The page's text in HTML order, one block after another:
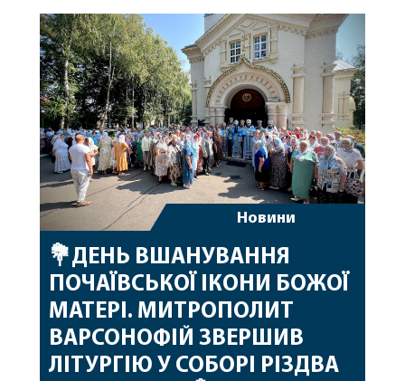
побажавши йому міцного здоров’я, Божої
допомоги, миру, духовної радості та
благословенних успіхів у подальшому
архіпастирському служінні. […]
Новини
💐ДЕНЬ ВШАНУВАННЯ
ПОЧАЇВСЬКОЇ ІКОНИ БОЖОЇ
МАТЕРІ. МИТРОПОЛИТ
ВАРСОНОФІЙ ЗВЕРШИВ
ЛІТУРГІЮ У СОБОРІ РІЗДВА